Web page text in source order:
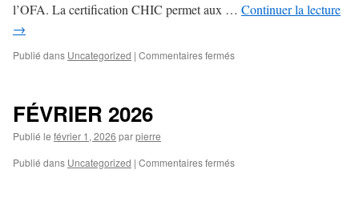
l’OFA. La certification CHIC permet aux … Continuer la lecture
→
Publié dans Uncategorized | Commentaires ferméssur
FÉVRIER 2026
Publié le février 1, 2026 parpierre
Publié dans Uncategorized | Commentaires ferméssur